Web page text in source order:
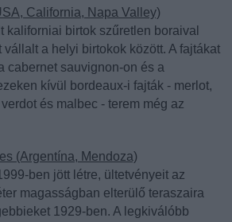
California, Napa Valley)
kaliforniai birtok szűretlen boraival
vállalt a helyi birtokok között. A fajtákat
cabernet sauvignon-on és a
kívül bordeaux-i fajták - merlot,
és malbec - terem még az
(Argentína, Mendoza)
ben jött létre, ültetvényeit az
magasságban elterülő teraszaira
1929-ben. A legkiválóbb